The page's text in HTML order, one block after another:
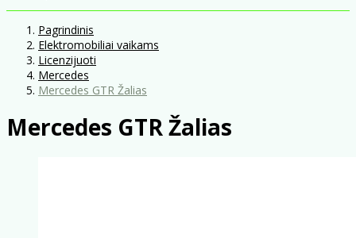
Pagrindinis
Elektromobiliai vaikams
Licenzijuoti
Mercedes
Mercedes GTR Žalias
Mercedes GTR Žalias